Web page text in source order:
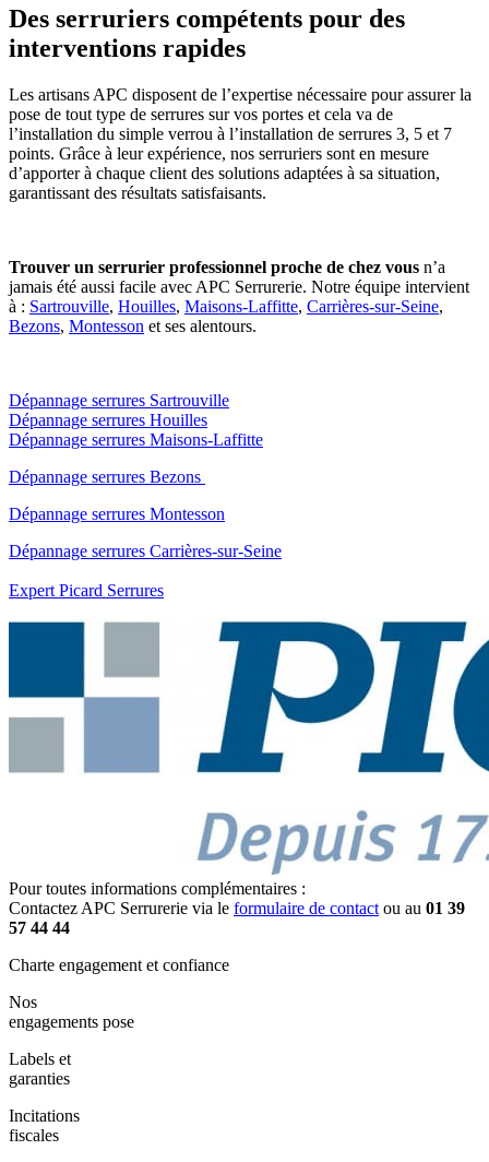
Des serruriers compétents pour des
interventions rapides
Les artisans APC disposent de l’expertise nécessaire pour assurer la
pose de tout type de serrures sur vos portes et cela va de
l’installation du simple verrou à l’installation de serrures 3, 5 et 7
points. Grâce à leur expérience, nos serruriers sont en mesure
d’apporter à chaque client des solutions adaptées à sa situation,
garantissant des résultats satisfaisants.
Trouver un serrurier professionnel proche de chez vous n’a
jamais été aussi facile avec APC Serrurerie. Notre équipe intervient
à : Sartrouville, Houilles, Maisons-Laffitte, Carrières-sur-Seine,
Bezons, Montesson et ses alentours.
Dépannage serrures Sartrouville
Dépannage serrures Houilles
Dépannage serrures Maisons-Laffitte
Dépannage serrures Bezons
Dépannage serrures Montesson
Dépannage serrures Carrières-sur-Seine
Expert Picard Serrures
Pour toutes informations complémentaires :
Contactez APC Serrurerie via le formulaire de contactou au 01 39
57 44 44
Charte engagement et confiance
Nos
engagements pose
Labels et
garanties
Incitations
fiscales